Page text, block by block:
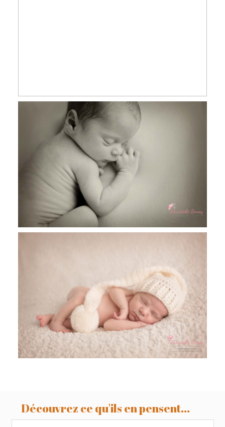
Jules, 7 jours, séance photo nouveau
né en studio Toulouse, Castres, Revel
Samuel, 11 jours, photographe
nouveau-né Toulouse
Découvrez ce qu'ils en pensent...